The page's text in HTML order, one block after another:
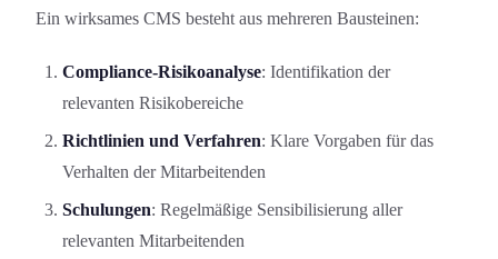
Ein wirksames CMS besteht aus mehreren Bausteinen:
Compliance-Risikoanalyse: Identifikation der
relevanten Risikobereiche
Richtlinien und Verfahren: Klare Vorgaben für das
Verhalten der Mitarbeitenden
Schulungen: Regelmäßige Sensibilisierung aller
relevanten Mitarbeitenden